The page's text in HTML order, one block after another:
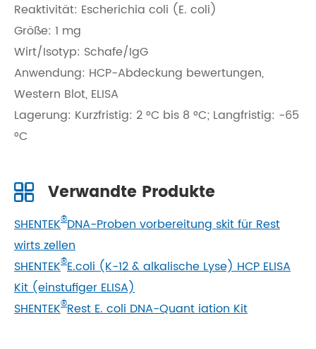
Reaktivität: Escherichia coli (E. coli)
Größe: 1 mg
Wirt/Isotyp: Schafe/IgG
Anwendung: HCP-Abdeckung bewertungen,
Western Blot, ELISA
Lagerung: Kurzfristig: 2 °C bis 8 °C; Langfristig: -65
°C
Verwandte Produkte
SHENTEK®DNA-Proben vorbereitung skit für Rest
wirts zellen
SHENTEK®E.coli (K-12 & alkalische Lyse) HCP ELISA
Kit (einstufiger ELISA)
SHENTEK®Rest E. coli DNA-Quant iation Kit